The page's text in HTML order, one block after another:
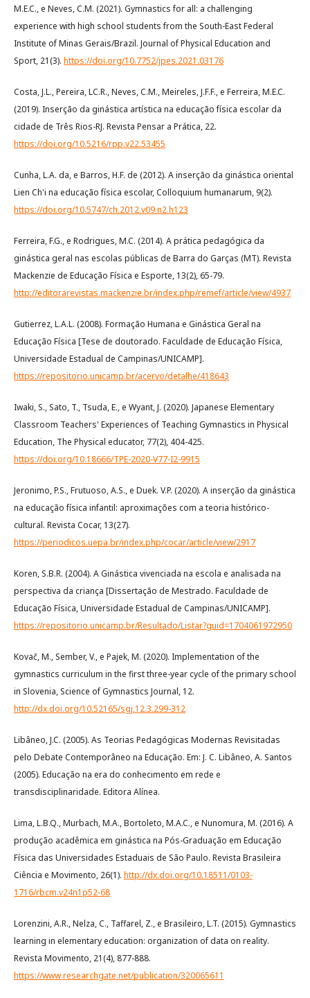
M.E.C., e Neves, C.M. (2021). Gymnastics for all: a challenging
experience with high school students from the South-East Federal
Institute of Minas Gerais/Brazil. Journal of Physical Education and
Sport, 21(3). https://doi.org/10.7752/jpes.2021.03176
Costa, J.L., Pereira, LC.R., Neves, C.M., Meireles, J.F.F., e Ferreira, M.E.C.
(2019). Inserção da ginástica artística na educação física escolar da
cidade de Três Rios-RJ. Revista Pensar a Prática, 22.
https://doi.org/10.5216/rpp.v22.53455
Cunha, L.A. da, e Barros, H.F. de (2012). A inserção da ginástica oriental
Lien Ch'i na educação física escolar, Colloquium humanarum, 9(2).
https://doi.org/10.5747/ch.2012.v09.n2.h123
Ferreira, F.G., e Rodrigues, M.C. (2014). A prática pedagógica da
ginástica geral nas escolas públicas de Barra do Garças (MT). Revista
Mackenzie de Educação Física e Esporte, 13(2), 65-79.
http://editorarevistas.mackenzie.br/index.php/remef/article/view/4937
Gutierrez, L.A.L. (2008). Formação Humana e Ginástica Geral na
Educação Física [Tese de doutorado. Faculdade de Educação Física,
Universidade Estadual de Campinas/UNICAMP].
https://repositorio.unicamp.br/acervo/detalhe/418643
Iwaki, S., Sato, T., Tsuda, E., e Wyant, J. (2020). Japanese Elementary
Classroom Teachers' Experiences of Teaching Gymnastics in Physical
Education, The Physical educator, 77(2), 404-425.
https://doi.org/10.18666/TPE-2020-V77-I2-9915
Jeronimo, P.S., Frutuoso, A.S., e Duek. V.P. (2020). A inserção da ginástica
na educação física infantil: aproximações com a teoria histórico-
cultural. Revista Cocar, 13(27).
https://periodicos.uepa.br/index.php/cocar/article/view/2917
Koren, S.B.R. (2004). A Ginástica vivenciada na escola e analisada na
perspectiva da criança [Dissertação de Mestrado. Faculdade de
Educação Física, Universidade Estadual de Campinas/UNICAMP].
https://repositorio.unicamp.br/Resultado/Listar?guid=1704061972950
Kovač, M., Sember, V., e Pajek, M. (2020). Implementation of the
gymnastics curriculum in the first three-year cycle of the primary school
in Slovenia, Science of Gymnastics Journal, 12.
http://dx.doi.org/10.52165/sgj.12.3.299-312
Libâneo, J.C. (2005). As Teorias Pedagógicas Modernas Revisitadas
pelo Debate Contemporâneo na Educação. Em: J. C. Libâneo, A. Santos
(2005). Educação na era do conhecimento em rede e
transdisciplinaridade. Editora Alínea.
Lima, L.B.Q., Murbach, M.A., Bortoleto, M.A.C., e Nunomura, M. (2016). A
produção acadêmica em ginástica na Pós-Graduação em Educação
Física das Universidades Estaduais de São Paulo. Revista Brasileira
Ciência e Movimento, 26(1). http://dx.doi.org/10.18511/0103-
1716/rbcm.v24n1p52-68
Lorenzini, A.R., Nelza, C., Taffarel, Z., e Brasileiro, L.T. (2015). Gymnastics
learning in elementary education: organization of data on reality.
Revista Movimento, 21(4), 877-888.
https://www.researchgate.net/publication/320065611